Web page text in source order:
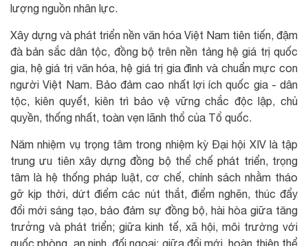
lượng nguồn nhân lực.
Xây dựng và phát triển nền văn hóa Việt Nam tiên tiến, đậm
đà bản sắc dân tộc, đồng bộ trên nền tảng hệ giá trị quốc
gia, hệ giá trị văn hóa, hệ giá trị gia đình và chuẩn mực con
người Việt Nam. Bảo đảm cao nhất lợi ích quốc gia - dân
tộc, kiên quyết, kiên trì bảo vệ vững chắc độc lập, chủ
quyền, thống nhất, toàn vẹn lãnh thổ của Tổ quốc.
Năm nhiệm vụ trọng tâm trong nhiệm kỳ Đại hội XIV là tập
trung ưu tiên xây dựng đồng bộ thể chế phát triển, trọng
tâm là hệ thống pháp luật, cơ chế, chính sách nhằm tháo
gỡ kịp thời, dứt điểm các nút thắt, điểm nghẽn, thúc đẩy
đổi mới sáng tạo, bảo đảm sự đồng bộ, hài hòa giữa tăng
trưởng và phát triển; giữa kinh tế, xã hội, môi trường với